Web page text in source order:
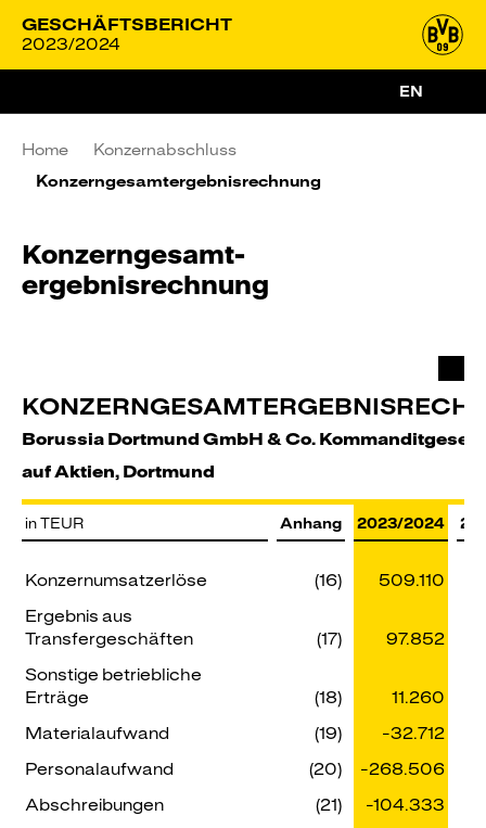
GESCHÄFTSBERICHT
2023/2024
EN
Home
Konzernabschluss
Konzerngesamt­ergebnisrechnung
Konzerngesamt­
ergebnisrechnung
Borussia Dortmund GmbH & Co.
auf Aktien, Dortmund
in TEUR Anhang 2023/2024
Konzernumsatzerlöse (16) 509.110
Ergebnis aus
Transfergeschäften
(17)
97.852
Sonstige betriebliche
Erträge
(18)
11.260
Materialaufwand
(19)
-32.712
Personalaufwand
(20) -268.506
Abschreibungen
(21) -104.333